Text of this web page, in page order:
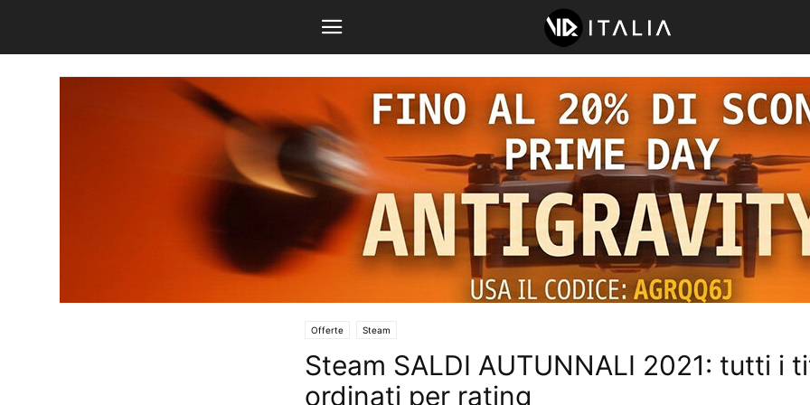
Offerte Steam
Steam SALDI AUTUNNALI 2021: tutti i
ordinati per rating